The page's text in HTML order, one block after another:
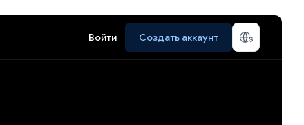
Войти Создать аккаунт